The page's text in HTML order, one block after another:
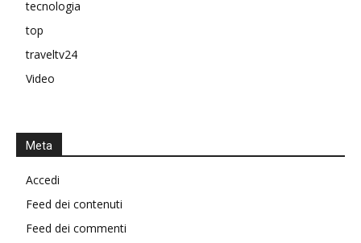
tecnologia
top
traveltv24
Video
Meta
Accedi
Feed dei contenuti
Feed dei commenti